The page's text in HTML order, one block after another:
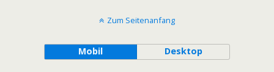
Zum Seitenanfang
Mobil Desktop